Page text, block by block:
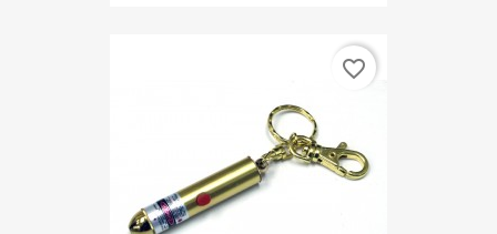
favorite_border